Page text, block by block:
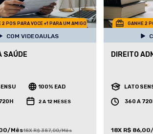
2 POS PARA VOCE +1 PARA UM AMIGO
COM VIDEOAULAS
SAÚDE
100% EAD
2 A 12 MESES
Mês18X R$ 387,00/Mês
GANHE 2
DIREITO
LATO
360 A
18X R$